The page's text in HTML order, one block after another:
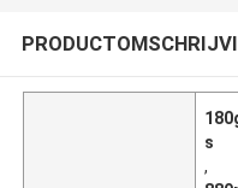
s
,